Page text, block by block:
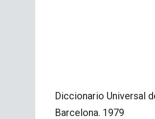
Diccionario Universal
Barcelona. 1979